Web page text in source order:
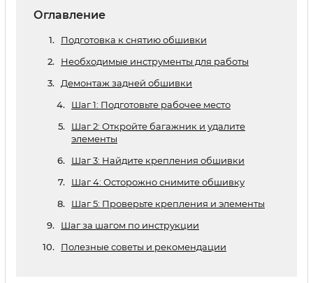
Оглавление
Подготовка к снятию обшивки
Необходимые инструменты для работы
Демонтаж задней обшивки
Шаг 1: Подготовьте рабочее место
Шаг 2: Откройте багажник и удалите
элементы
Шаг 3: Найдите крепления обшивки
Шаг 4: Осторожно снимите обшивку
Шаг 5: Проверьте крепления и элементы
Шаг за шагом по инструкции
Полезные советы и рекомендации